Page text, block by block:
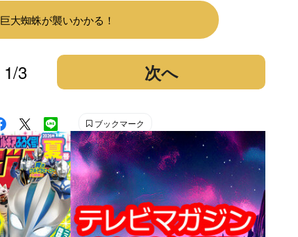
巨大蜘蛛が襲いかかる！
1/3 次へ
ブックマーク